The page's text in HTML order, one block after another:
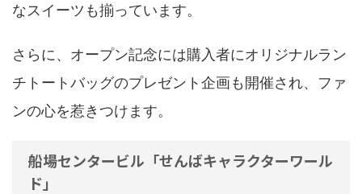
なスイーツも揃っています。
さらに、オープン記念には購入者にオリジナルラン
チトートバッグのプレゼント企画も開催され、ファ
ンの心を惹きつけます。
船場センタービル「せんばキャラクターワール
ド」